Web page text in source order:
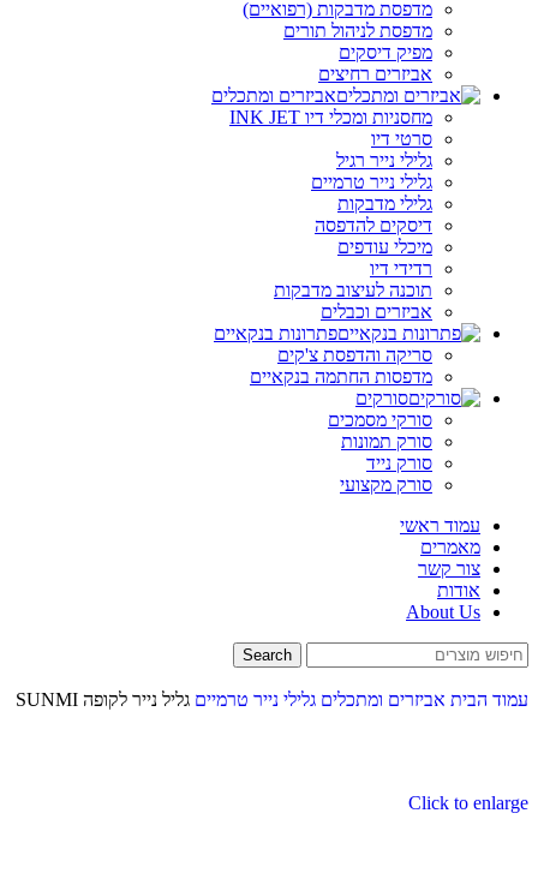
מדפסת מדבקות (רפואיים)
מדפסת לניהול תורים
מפיק דיסקים
אביזרים רחיצים
אביזרים ומתכלים
מחסניות ומכלי דיו INK JET
סרטי דיו
גלילי נייר רגיל
גלילי נייר טרמיים
גלילי מדבקות
דיסקים להדפסה
מיכלי עודפים
רדידי דיו
תוכנה לעיצוב מדבקות
אביזרים וכבלים
פתרונות בנקאיים
סריקה והדפסת צ'קים
מדפסות החתמה בנקאיים
סורקים
סורקי מסמכים
סורק תמונות
סורק נייד
סורק מקצועי
עמוד ראשי
מאמרים
צור קשר
אודות
About Us
Search
עמוד הבית אביזרים ומתכלים גלילי נייר טרמיים גליל נייר לקופה SUNMI
Click to enlarge